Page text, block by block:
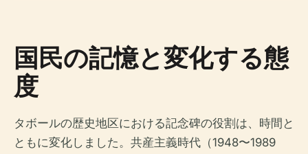
国民の記憶と変化する態
度
タボールの歴史地区における記念碑の役割は、時間と
ともに変化しました。共産主義時代（1948〜1989